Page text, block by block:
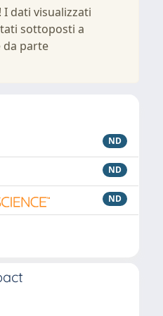
dati visualizzati
sottoposti a
da parte
ND
ND
ND